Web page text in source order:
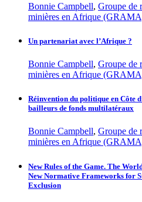
Bonnie Campbell, Groupe de
minières en Afrique
Un partenariat avec l’Afrique ?
Bonnie Campbell, Groupe de
minières en Afrique
Réinvention du politique en Côte
bailleurs de fonds multilatéraux
Bonnie Campbell, Groupe de
minières en Afrique
New Rules of the Game. The
New Normative Frameworks for
Exclusion